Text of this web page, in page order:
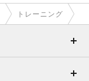
トレーニング